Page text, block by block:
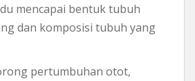
mencapai bentuk tubuh
dan komposisi tubuh yang
pertumbuhan otot,